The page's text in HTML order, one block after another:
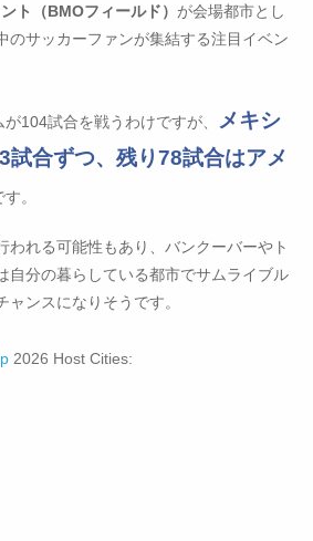
ント（BMOフィールド） が会場都市とし
のサッカーファンが集結する注目イベン
104試合を戦うわけですが、
メキシ
試合ずつ、残り78試合はアメ
。
われる可能性もあり、バンクーバーやト
自分の暮らしている都市でサムライブル
ンスになりそうです。
2026 Host Cities: